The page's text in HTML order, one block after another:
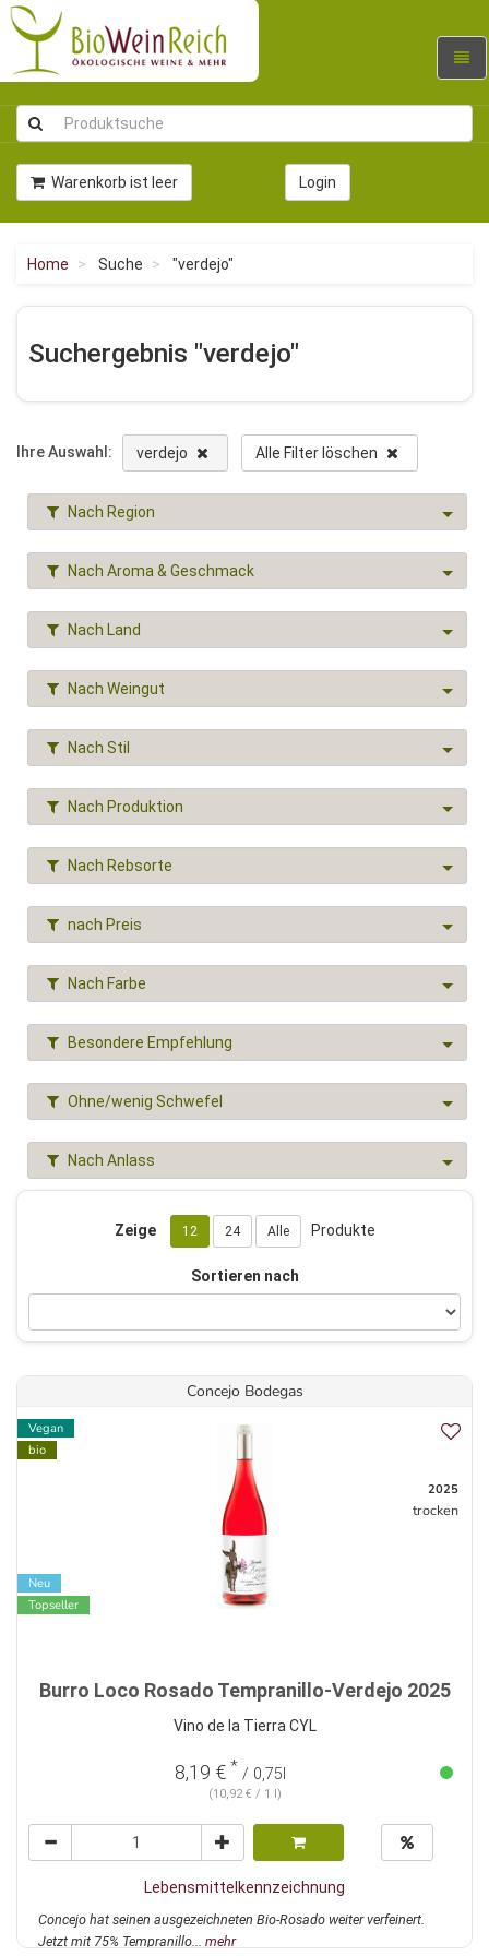
Warenkorb ist leer Login
Home Suche "verdejo"
Suchergebnis "verdejo"
Ihre Auswahl: verdejo Alle Filter löschen
Nach Region
Nach Aroma & Geschmack
Nach Land
Nach Weingut
Nach Stil
Nach Produktion
Nach Rebsorte
nach Preis
Nach Farbe
Besondere Empfehlung
Ohne/wenig Schwefel
Nach Anlass
Zeige 12 24 Alle Produkte
Sortieren nach
Concejo Bodegas
Vegan
bio
Neu
Topseller
2025
trocken
Burro Loco Rosado Tempranillo-Verdejo 2025
Vino de la Tierra CYL
8,19 € * / 0,75l
(10,92 € / 1 l)
Lebensmittelkennzeichnung
Concejo hat seinen ausgezeichneten Bio-Rosado weiter verfeinert.
Jetzt mit 75% Tempranillo... mehr